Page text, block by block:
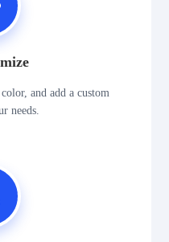
and add a custom
needs.